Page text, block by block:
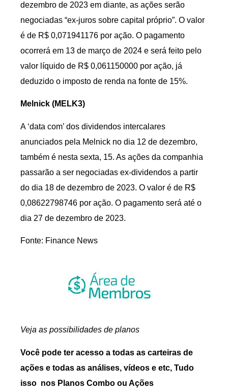
dezembro de 2023 em diante, as ações serão
negociadas “ex-juros sobre capital próprio”. O valor
é de R$ 0,071941176 por ação. O pagamento
ocorrerá em 13 de março de 2024 e será feito pelo
valor líquido de R$ 0,061150000 por ação, já
deduzido o imposto de renda na fonte de 15%.
Melnick (MELK3)
A ‘data com’ dos dividendos intercalares
anunciados pela Melnick no dia 12 de dezembro,
também é nesta sexta, 15. As ações da companhia
passarão a ser negociadas ex-dividendos a partir
do dia 18 de dezembro de 2023. O valor é de R$
0,08622798746 por ação. O pagamento será até o
dia 27 de dezembro de 2023.
Fonte: Finance News
Veja as possibilidades de planos
Você pode ter acesso a todas as carteiras de
ações e todas as análises, vídeos e etc, Tudo
isso nos Planos Combo ou Ações